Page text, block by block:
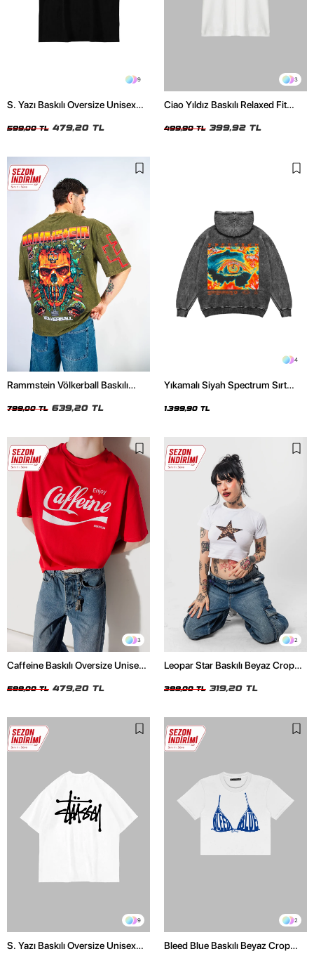
9
S. Yazı Baskılı Oversize Unisex
599,00 TL 479,20 TL
3
Ciao Yıldız Baskılı Relaxed Fit
499,90 TL 399,92 TL
Rammstein Völkerball Baskılı
Tshirt
799,00 TL 639,20 TL
4
Yıkamalı Siyah Spectrum Sırt
1.399,90 TL
3
Caffeine Baskılı Oversize Unisex
599,00 TL 479,20 TL
2
Leopar Star Baskılı Beyaz Crop
399,00 TL 319,20 TL
9
S. Yazı Baskılı Oversize Unisex
2
Bleed Blue Baskılı Beyaz Crop